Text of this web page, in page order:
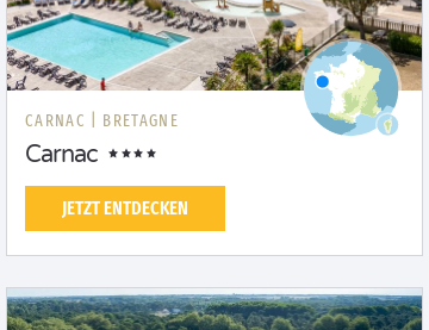
CARNAC | BRETAGNE
Carnac
JETZT ENTDECKEN